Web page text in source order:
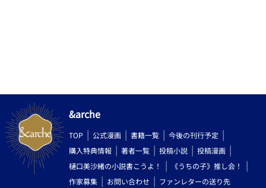
&arche
TOP 公式漫画 書籍一覧
今後の刊行予定
購入特典情報
著者一覧 投稿小説
投稿漫画
樋口美沙緒の小説書こうよ！
《うちの子》推し会！
作家募集
お問い合わせ ファンレターの送り先